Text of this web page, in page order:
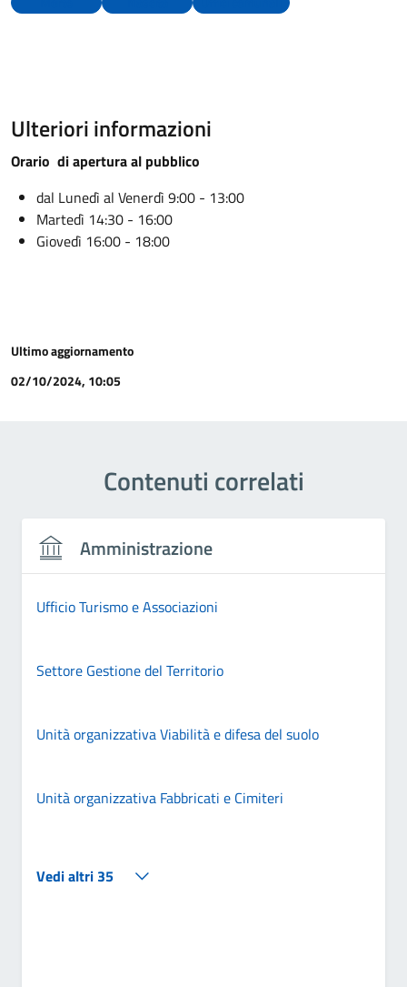
Ulteriori informazioni
Orario di apertura al pubblico
dal Lunedì al Venerdì 9:00 - 13:00
Martedì 14:30 - 16:00
Giovedì 16:00 - 18:00
Ultimo aggiornamento
02/10/2024, 10:05
Contenuti correlati
Amministrazione
Ufficio Turismo e Associazioni
Settore Gestione del Territorio
Unità organizzativa Viabilità e difesa del suolo
Unità organizzativa Fabbricati e Cimiteri
Vedi altri 35